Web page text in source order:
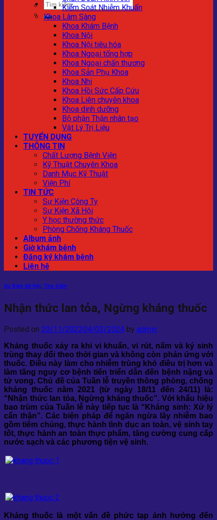
Kiểm Soát Nhiễm Khuẩn
Khoa Lâm Sàng
Khoa Khám Bệnh
Khoa Nội
Khoa Nội tiêu hóa
Khoa Ngoại tổng hợp
Khoa Ngoại chấn thương
Khoa Sản Phụ Khoa
Khoa Nhi
Khoa Hồi Sức Cấp Cứu
Khoa Liên chuyên khoa
Khoa dinh dưỡng
Bộ phận Thận nhân tạo
Vật Lý Trị Liệu
TUYỂN DỤNG
THÔNG TIN
Chất Lượng Bệnh Viện
Kỹ Thuật Chuyên Khoa
Danh Mục Kỹ Thuật
Viện Phí
TIN TỨC
Sự Kiện Công Ty
Sự Kiện Xã Hội
Y học thường thức
Phòng Chống Kháng Thuốc
Album ảnh
Giờ khám bệnh
Đăng ký khám bệnh
Liên hệ
Sự Kiện Xã Hội, Thư Giãn
Nhận thức lan tỏa, Ngừng kháng thuốc
Posted on 20/11/202204/03/2024 by admin
Kháng thuốc xảy ra khi vi khuẩn, vi rút, nấm và ký sinh
trùng thay đổi theo thời gian và không còn phản ứng với
thuốc. Điều này làm cho nhiễm trùng khó điều trị hơn và
làm tăng nguy cơ bệnh tiến triển dẫn đến bệnh nặng và
tử vong. Chủ đề của Tuần lễ truyền thông phòng, chống
kháng thuốc năm 2021 (từ ngày 18/11 đến 24/11) là:
“Nhận thức lan tỏa, Ngừng kháng thuốc”. Với khẩu hiệu
bao trùm của Tuần lễ này tiếp tục là “Kháng sinh: Xử lý
cẩn thận”. Các biện pháp để ngăn ngừa lây nhiễm bao
gồm tiêm chủng, thực hành tình dục an toàn, vệ sinh tay
tốt, thực hành an toàn thực phẩm, tăng cường cung cấp
nước sạch và các phương tiện vệ sinh.
Kháng thuốc là một vấn đề phức tạp ảnh hưởng đến